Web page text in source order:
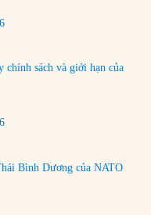
chính sách và giới hạn của
Bình Dương của NATO